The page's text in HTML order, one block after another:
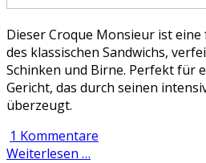
Dieser Croque Monsieur ist
des klassischen Sandwichs,
Schinken und Birne. Perfekt für
Gericht, das durch seinen
überzeugt.
1 Kommentare
Weiterlesen …